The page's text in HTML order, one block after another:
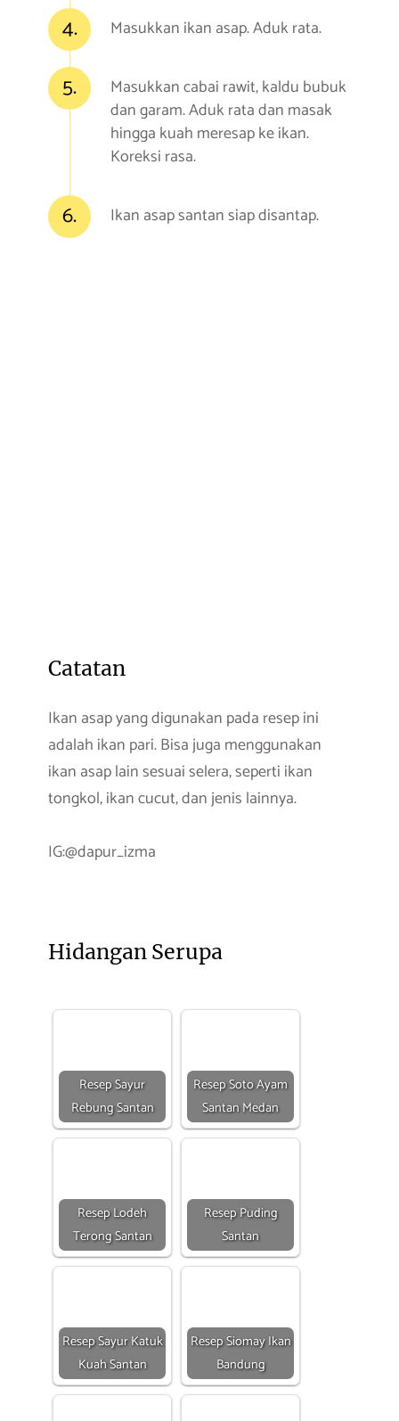
4. Masukkan ikan asap. Aduk rata.
5.
Masukkan cabai rawit, kaldu bubuk
dan garam. Aduk rata dan masak
hingga kuah meresap ke ikan.
Koreksi rasa.
6. Ikan asap santan siap disantap.
Catatan
Ikan asap yang digunakan pada resep ini
adalah ikan pari. Bisa juga menggunakan
ikan asap lain sesuai selera, seperti ikan
tongkol, ikan cucut, dan jenis lainnya.
IG:@dapur_izma
Hidangan Serupa
Resep Sayur
Rebung Santan
Resep Soto Ayam
Santan Medan
Resep Lodeh
Terong Santan
Resep Puding
Santan
Resep Sayur Katuk
Kuah Santan
Resep Siomay Ikan
Bandung